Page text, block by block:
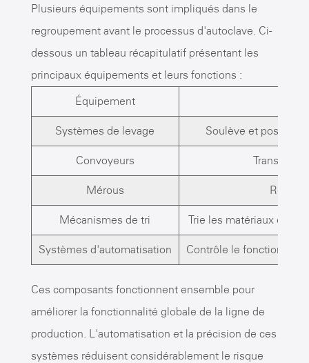
Plusieurs équipements sont impliqués dans le
regroupement avant le processus d'autoclave. Ci-
dessous un tableau récapitulatif présentant les
principaux équipements et leurs fonctions :
Équipement
Systèmes de levage Soulève et
Convoyeurs
Mérous
Mécanismes de tri Trie les matériaux en
Systèmes d'automatisation Contrôle le
Ces composants fonctionnent ensemble pour
améliorer la fonctionnalité globale de la ligne de
production. L'automatisation et la précision de ces
systèmes réduisent considérablement le risque